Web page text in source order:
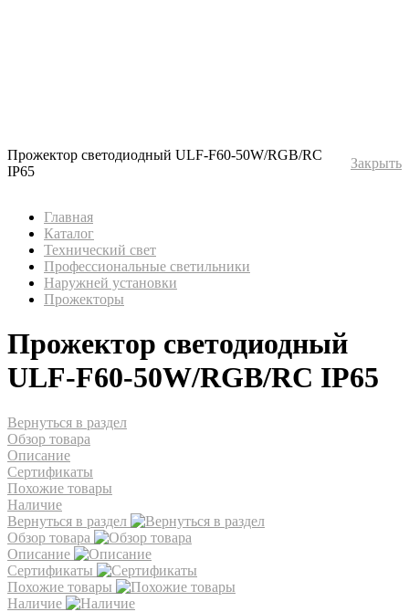
Прожектор светодиодный ULF-F60-50W/RGB/RC
IP65
Закрыть
Главная
Каталог
Технический свет
Профессиональные светильники
Наружней установки
Прожекторы
Прожектор светодиодный
ULF-F60-50W/RGB/RC IP65
Вернуться в раздел
Обзор товара
Описание
Сертификаты
Похожие товары
Наличие
Вернуться в раздел
Обзор товара
Описание
Сертификаты
Похожие товары
Наличие